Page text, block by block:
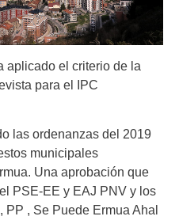
aplicado el criterio de la
para el IPC
las ordenanzas del 2019
municipales
Una aprobación que
PSE-EE y EAJ PNV y los
PP , Se Puede Ermua Ahal